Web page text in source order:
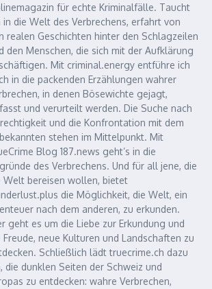
für echte Kriminalfälle. Taucht
in die Welt des Verbrechens, erfahrt von
realen Geschichten hinter den Schlagzeilen
den Menschen, die sich mit der Aufklärung
Mit criminal.energy entführe ich
in die packenden Erzählungen wahrer
in denen Bösewichte gejagt,
und verurteilt werden. Die Suche nach
und die Konfrontation mit dem
stehen im Mittelpunkt. Mit
Blog 187.news geht’s in die
des Verbrechens. Und für all jene, die
Welt bereisen wollen, bietet
die Möglichkeit, die Welt, ein
nach dem anderen, zu erkunden.
geht es um die Liebe zur Erkundung und
Freude, neue Kulturen und Landschaften zu
Schließlich lädt truecrime.ch dazu
die dunklen Seiten der Schweiz und
zu entdecken: wahre Verbrechen,